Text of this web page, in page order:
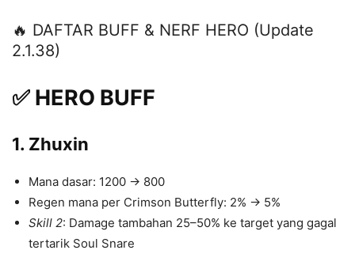
🔥 DAFTAR BUFF & NERF HERO (Update
2.1.38)
✅ HERO BUFF
1. Zhuxin
Mana dasar: 1200 → 800
Regen mana per Crimson Butterfly: 2% → 5%
Skill 2: Damage tambahan 25–50% ke target yang gagal
tertarik Soul Snare